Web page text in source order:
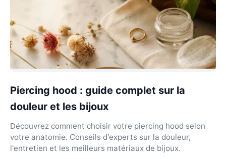
Piercing hood : guide complet sur la
douleur et les bijoux
Découvrez comment choisir votre piercing hood selon
votre anatomie. Conseils d'experts sur la douleur,
l'entretien et les meilleurs matériaux de bijoux.